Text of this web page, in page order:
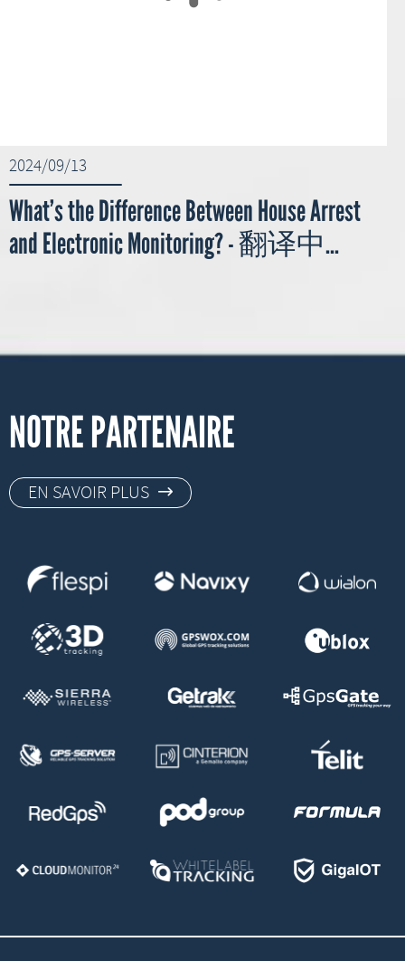
2024/09/13
What’s the Difference Between House Arrest
and Electronic Monitoring? - 翻译中...
NOTRE PARTENAIRE
EN SAVOIR PLUS 